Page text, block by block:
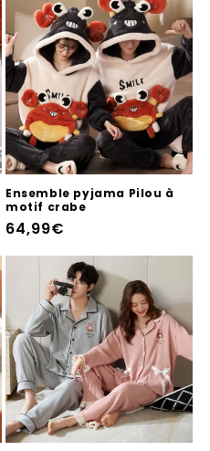
Ensemble pyjama Pilou à
motif crabe
Prix
habituel
64,99€